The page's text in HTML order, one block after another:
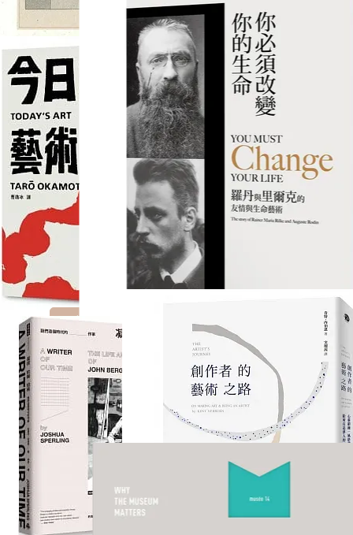
集（一九八〇—一九九〇
NT$360 NT$400
向近未來神祇
NT$435 NT$550
加入購物車
NT$285 NT$360
加入購物車
你必須改變你的生命：羅
丹與里爾克的友情與生命
藝術
NT$356
凝視約翰伯格：我們這個
時代的作家
創作者的藝術之路：心靈